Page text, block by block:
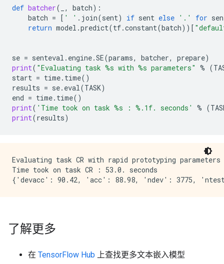
def batcher( , batch):
batch = [ ' ' . join(sent) if sent else '.' for
return model .predict(tf.constant(batch))[
se = senteval . engine.SE(params, batcher, prepare)
print( "Evaluating task %s with %s parameters" % (
start = time. time()
results = se. eval(TASK)
end = time. time()
print( 'Time took on task %s : %.1f. seconds' % (
print(results)
Evaluating task CR with rapid prototyping parameters
Time took on task CR : 53.0. seconds
了解更多
在 TensorFlow Hub 上查找更多文本嵌入模型